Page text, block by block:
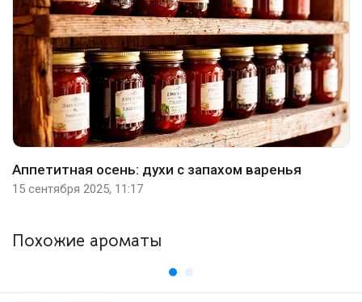
Аппетитная осень: духи с запахом варенья
15 сентября 2025, 11:17
Похожие ароматы